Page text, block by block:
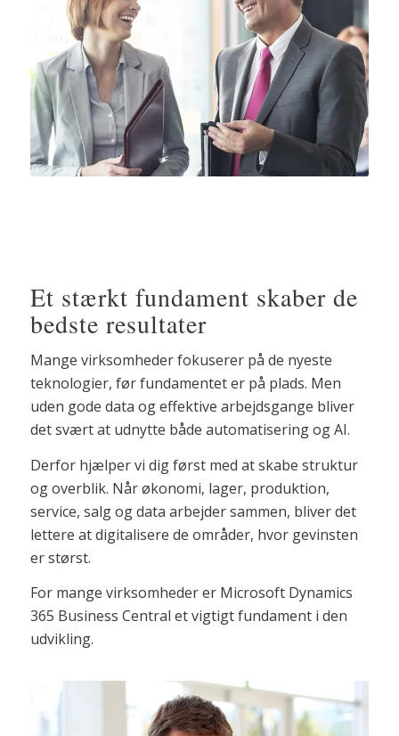
Et stærkt fundament skaber de
bedste resultater
Mange virksomheder fokuserer på de nyeste
teknologier, før fundamentet er på plads. Men
uden gode data og effektive arbejdsgange bliver
det svært at udnytte både automatisering og AI.
Derfor hjælper vi dig først med at skabe struktur
og overblik. Når økonomi, lager, produktion,
service, salg og data arbejder sammen, bliver det
lettere at digitalisere de områder, hvor gevinsten
er størst.
For mange virksomheder er Microsoft Dynamics
365 Business Central et vigtigt fundament i den
udvikling.